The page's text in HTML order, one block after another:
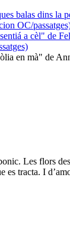
balas dins la
OC/
a cèl" de
en mà" de
Les flors
tracta. I